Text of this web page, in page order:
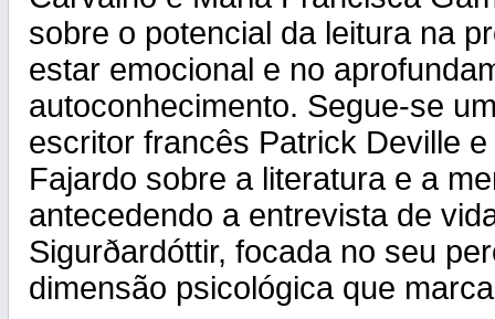
sobre o potencial da leitura na
estar emocional e no
autoconhecimento. Segue-se
escritor francês Patrick Deville
Fajardo sobre a literatura e a
antecedendo a entrevista de
Sigurðardóttir, focada no seu
dimensão psicológica que